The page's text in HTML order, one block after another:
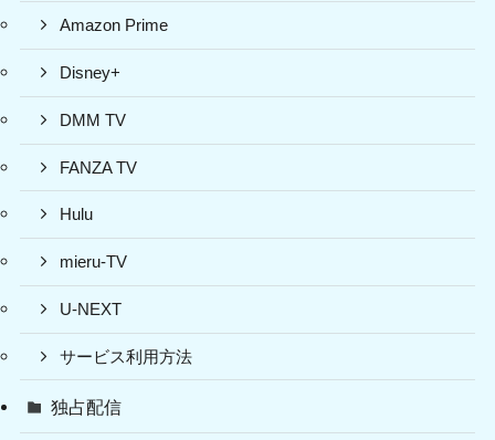
Amazon Prime
Disney+
DMM TV
FANZA TV
Hulu
mieru-TV
U-NEXT
サービス利用方法
独占配信